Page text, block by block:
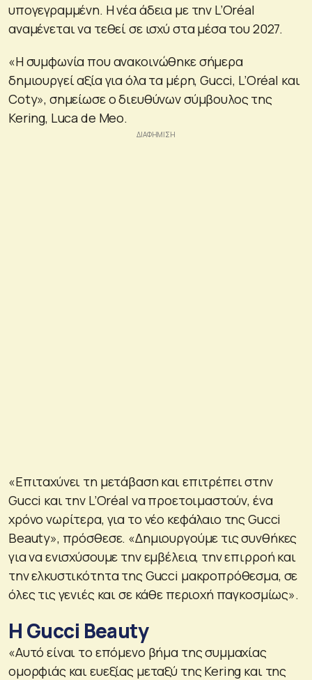
υπογεγραμμένη. Η νέα άδεια με την L’Oréal
αναμένεται να τεθεί σε ισχύ στα μέσα του 2027.
«Η συμφωνία που ανακοινώθηκε σήμερα
δημιουργεί αξία για όλα τα μέρη, Gucci, L’Oréal και
Coty», σημείωσε ο διευθύνων σύμβουλος της
Kering, Luca de Meo.
«Επιταχύνει τη μετάβαση και επιτρέπει στην
Gucci και την L’Oréal να προετοιμαστούν, ένα
χρόνο νωρίτερα, για το νέο κεφάλαιο της Gucci
Beauty», πρόσθεσε. «Δημιουργούμε τις συνθήκες
για να ενισχύσουμε την εμβέλεια, την επιρροή και
την ελκυστικότητα της Gucci μακροπρόθεσμα, σε
όλες τις γενιές και σε κάθε περιοχή παγκοσμίως».
Η Gucci Beauty
«Αυτό είναι το επόμενο βήμα της συμμαχίας
ομορφιάς και ευεξίας μεταξύ της Kering και της